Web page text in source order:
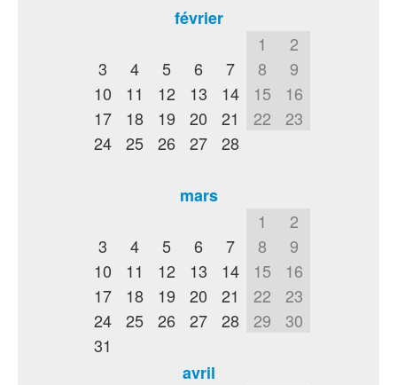
février
1
2
3
4 5 6 7 8
9
10
11 12 13 14 15
16
17
18 19 20 21 22
23
24
25 26 27 28
mars
1
2
3
4 5 6 7 8
9
10
11 12 13 14 15
16
17
18 19 20 21 22
23
24
25 26 27 28 29
30
31
avril